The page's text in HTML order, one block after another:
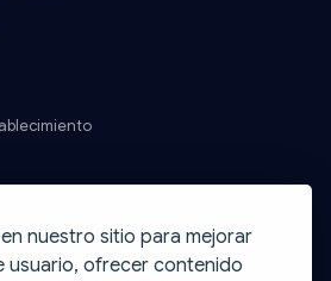
nuestro sitio para mejorar
usuario, ofrecer contenido